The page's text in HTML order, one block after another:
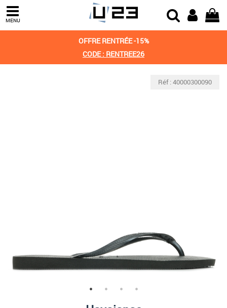
MENU
OFFRE RENTRÉE -15%
CODE : RENTREE26
Réf : 40000300090